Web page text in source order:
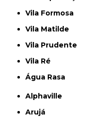
Vila Formosa
Vila Matilde
Vila Prudente
Vila Ré
Água Rasa
Alphaville
Arujá